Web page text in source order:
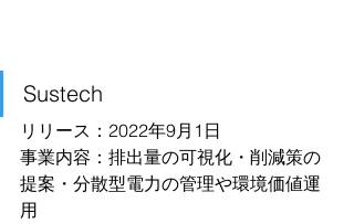
Sustech
リリース：2022年9月1日
事業内容：排出量の可視化・削減策の
提案・分散型電力の管理や環境価値運
用